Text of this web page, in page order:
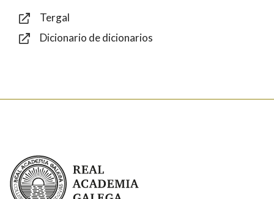
Tergal
Dicionario de dicionarios
Real Academia Galega